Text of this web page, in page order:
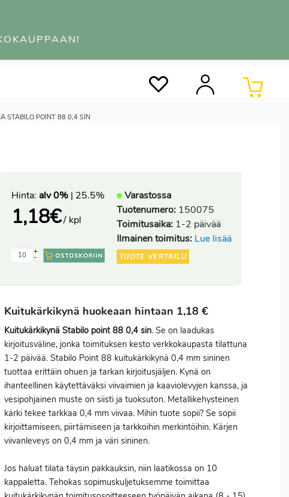
STABILO POINT 88 0,4 SIN
Hinta: alv 0% | 25.5%
1,18€/ kpl
-
+
Varastossa
Tuotenumero: 150075
Toimitusaika: 1-2 päivää
Ilmainen toimitus: Lue lisää
TUOTE VERTAILU
Kuitukärkikynä huokeaan hintaan 1,18 €
Kuitukärkikynä Stabilo point 88 0,4 sin. Se on laadukas
kirjoitusväline, jonka toimituksen kesto verkkokaupasta tilattuna
1-2 päivää. Stabilo Point 88 kuitukärkikynä 0,4 mm sininen
tuottaa erittäin ohuen ja tarkan kirjoitusjäljen. Kynä on
ihanteellinen käytettäväksi viivaimien ja kaaviolevyjen kanssa, ja
vesipohjainen muste on siisti ja tuoksuton. Metallikehysteinen
kärki tekee tarkkaa 0,4 mm viivaa. Mihin tuote sopii? Se sopii
kirjoittamiseen, piirtämiseen ja tarkkoihin merkintöihin. Kärjen
viivanleveys on 0,4 mm ja väri sininen.
Jos haluat tilata täysin pakkauksin, niin laatikossa on 10
kappaletta. Tehokas sopimuskuljetuksemme toimittaa